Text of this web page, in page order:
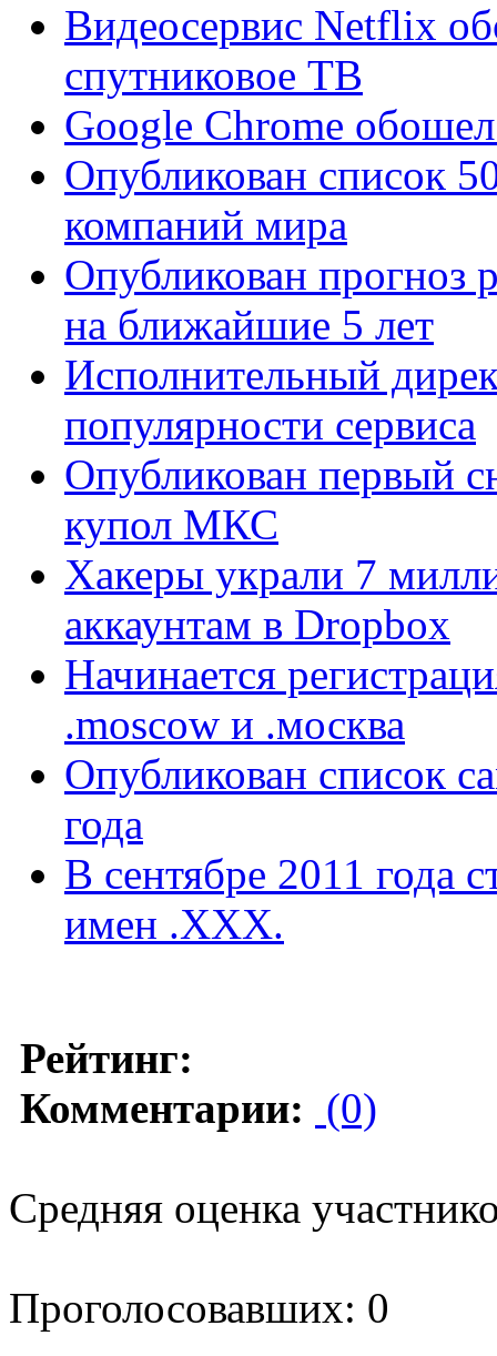
Видеосервис Netflix
спутниковое ТВ
Google Chrome
Опубликован список
компаний мира
Опубликован прогноз
на ближайшие 5 лет
Исполнительный
популярности сервиса
Опубликован первый
купол МКС
Хакеры украли 7
аккаунтам в Dropbox
Начинается
.moscow и .москва
Опубликован список
года
В сентябре 2011 года
имен .ХХХ.
Рейтинг:
Комментарии: (0)
Средняя оценка
Проголосовавших: 0